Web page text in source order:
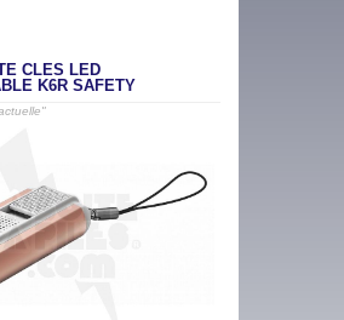
CLÉS LED
K6R SAFETY